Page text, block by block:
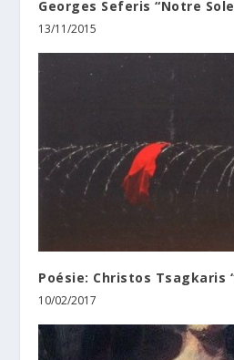
Georges Seferis “Notre
13/11/2015
Poésie: Christos Tsagkaris
10/02/2017